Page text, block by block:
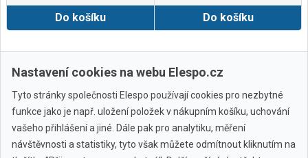
Do košíku
Do košíku
Další › Poslední »
Nastavení cookies na webu Elespo.cz
Tyto stránky společnosti Elespo používají cookies pro nezbytné
funkce jako je např. uložení položek v nákupním košíku, uchování
vašeho přihlášení a jiné. Dále pak pro analytiku, měření
návštěvnosti a statistiky, tyto však můžete odmítnout kliknutím na